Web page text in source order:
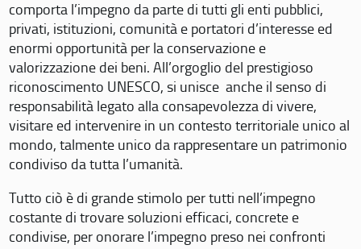
comporta l’impegno da parte di tutti gli enti pubblici,
privati, istituzioni, comunità e portatori d’interesse ed
enormi opportunità per la conservazione e
valorizzazione dei beni. All’orgoglio del prestigioso
riconoscimento UNESCO, si unisce anche il senso di
responsabilità legato alla consapevolezza di vivere,
visitare ed intervenire in un contesto territoriale unico al
mondo, talmente unico da rappresentare un patrimonio
condiviso da tutta l’umanità.
Tutto ciò è di grande stimolo per tutti nell’impegno
costante di trovare soluzioni efficaci, concrete e
condivise, per onorare l’impegno preso nei confronti